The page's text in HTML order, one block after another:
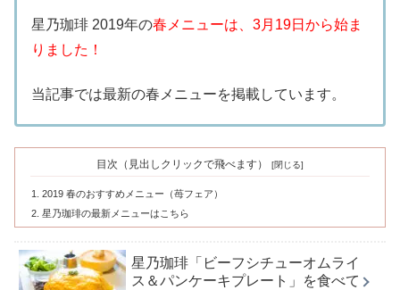
星乃珈琲 2019年の春メニューは、3月19日から始ま
りました！
当記事では最新の春メニューを掲載しています。
目次（見出しクリックで飛べます）
2019 春のおすすめメニュー（苺フェア）
星乃珈琲の最新メニューはこちら
星乃珈琲「ビーフシチューオムライ
ス＆パンケーキプレート」を食べて